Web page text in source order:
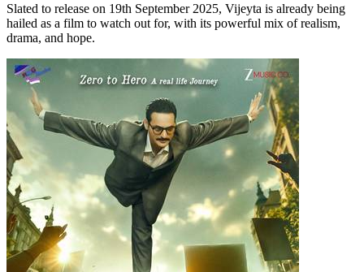
Slated to release on 19th September 2025, Vijeyta is already being
hailed as a film to watch out for, with its powerful mix of realism,
drama, and hope.